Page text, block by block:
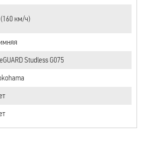
(160 км/ч)
Studless G075